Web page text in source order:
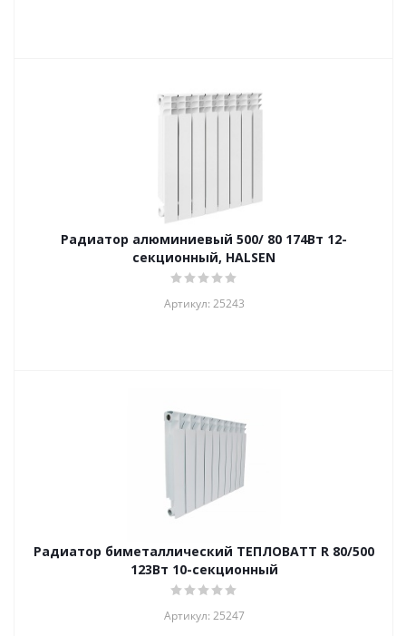
Радиатор алюминиевый 500/ 80 174Вт 12-
секционный, HALSEN
Артикул: 25243
Радиатор биметаллический ТЕПЛОВАТТ R 80/500
123Вт 10-секционный
Артикул: 25247